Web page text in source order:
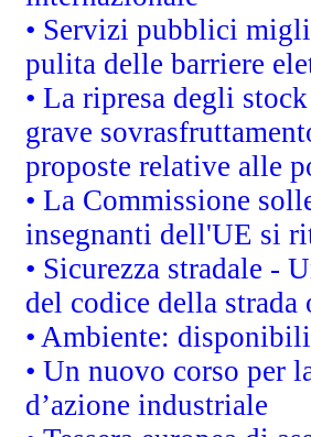
• Servizi pubblici
pulita delle barriere
• La ripresa degli
grave
proposte relative alle
• La Commissione
insegnanti dell'UE si
• Sicurezza stradale -
del codice della
• Ambiente:
• Un nuovo corso per
d’azione industriale